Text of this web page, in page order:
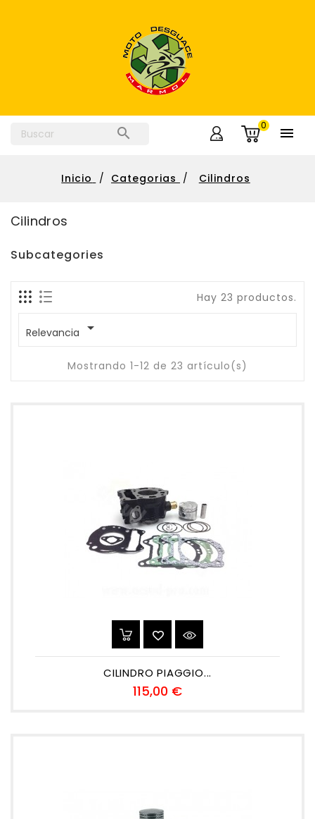
 
0
Inicio Categorias Cilindros
Cilindros
Subcategories
Hay 23 productos.
Relevancia 
Mostrando 1-12 de 23 artículo(s)
CILINDRO PIAGGIO...
115,00 €Precio